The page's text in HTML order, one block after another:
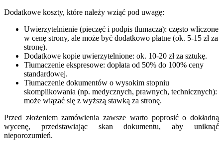
Dodatkowe koszty, które należy wziąć pod uwagę:
Uwierzytelnienie (pieczęć i podpis tłumacza): często wliczone
w cenę strony, ale może być dodatkowo płatne (ok. 5-15 zł za
stronę).
Dodatkowe kopie uwierzytelnione: ok. 10-20 zł za sztukę.
Tłumaczenie ekspresowe: dopłata od 50% do 100% ceny
standardowej.
Tłumaczenie dokumentów o wysokim stopniu
skomplikowania (np. medycznych, prawnych, technicznych):
może wiązać się z wyższą stawką za stronę.
Przed złożeniem zamówienia zawsze warto poprosić o dokładną
wycenę, przedstawiając skan dokumentu, aby uniknąć
nieporozumień.